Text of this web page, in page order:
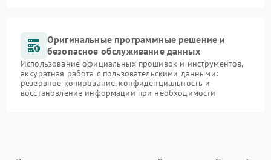
Оригинальные программные решение и
безопасное обслуживание данных
Использование официальных прошивок и инструментов,
аккуратная работа с пользовательскими данными:
резервное копирование, конфиденциальность и
восстановление информации при необходимости